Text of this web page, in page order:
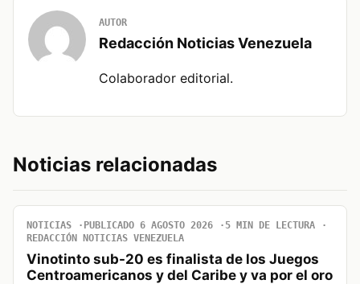
AUTOR
Redacción Noticias Venezuela
Colaborador editorial.
Noticias relacionadas
NOTICIAS PUBLICADO 6 AGOSTO 2026
5 MIN DE LECTURA
REDACCIÓN NOTICIAS VENEZUELA
Vinotinto sub-20 es finalista de los Juegos
Centroamericanos y del Caribe y va por el oro